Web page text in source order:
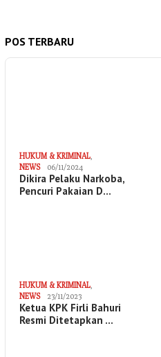
POS TERBARU
HUKUM & KRIMINAL
NEWS
06/11/2024
Dikira Pelaku Narkoba,
Pencuri Pakaian D…
HUKUM & KRIMINAL
NEWS
23/11/2023
Ketua KPK Firli Bahuri
Resmi Ditetapkan …